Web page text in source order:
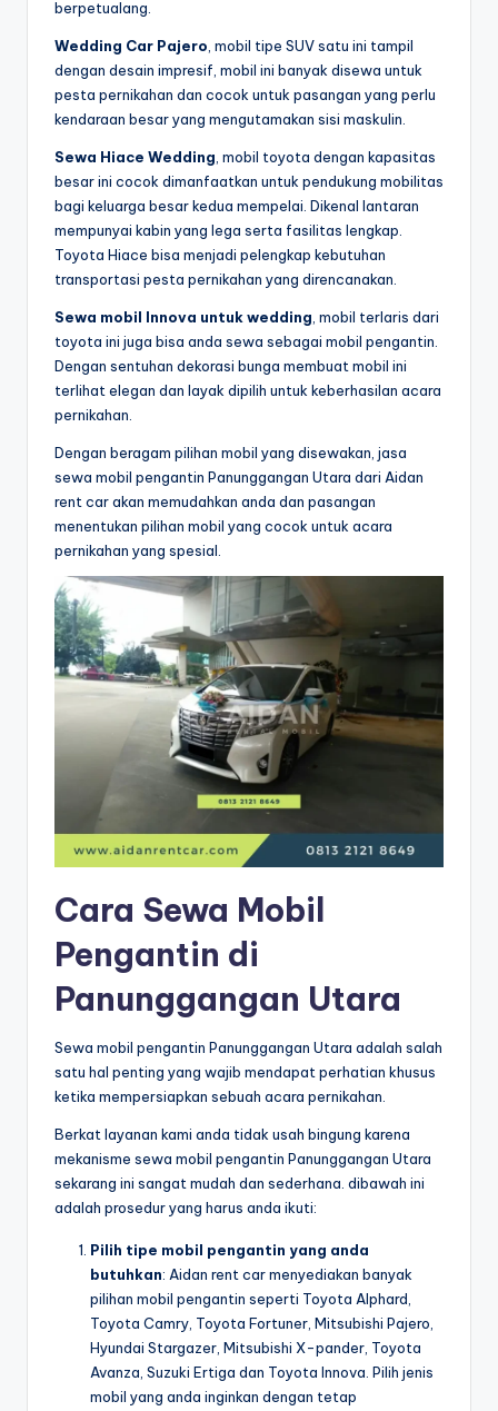
berpetualang.
Wedding Car Pajero , mobil tipe SUV satu ini tampil
dengan desain impresif, mobil ini banyak disewa untuk
pesta pernikahan dan cocok untuk pasangan yang perlu
kendaraan besar yang mengutamakan sisi maskulin.
Sewa Hiace Wedding , mobil toyota dengan kapasitas
besar ini cocok dimanfaatkan untuk pendukung mobilitas
bagi keluarga besar kedua mempelai. Dikenal lantaran
mempunyai kabin yang lega serta fasilitas lengkap.
Toyota Hiace bisa menjadi pelengkap kebutuhan
transportasi pesta pernikahan yang direncanakan.
Sewa mobil Innova untuk wedding , mobil terlaris dari
toyota ini juga bisa anda sewa sebagai mobil pengantin.
Dengan sentuhan dekorasi bunga membuat mobil ini
terlihat elegan dan layak dipilih untuk keberhasilan acara
pernikahan.
Dengan beragam pilihan mobil yang disewakan, jasa
sewa mobil pengantin Panunggangan Utara dari Aidan
rent car akan memudahkan anda dan pasangan
menentukan pilihan mobil yang cocok untuk acara
pernikahan yang spesial.
Cara Sewa Mobil
Pengantin di
Panunggangan Utara
Sewa mobil pengantin Panunggangan Utara adalah salah
satu hal penting yang wajib mendapat perhatian khusus
ketika mempersiapkan sebuah acara pernikahan.
Berkat layanan kami anda tidak usah bingung karena
mekanisme sewa mobil pengantin Panunggangan Utara
sekarang ini sangat mudah dan sederhana. dibawah ini
adalah prosedur yang harus anda ikuti:
Pilih tipe mobil pengantin yang anda
butuhkan: Aidan rent car menyediakan banyak
pilihan mobil pengantin seperti Toyota Alphard,
Toyota Camry, Toyota Fortuner, Mitsubishi Pajero,
Hyundai Stargazer, Mitsubishi X-pander, Toyota
Avanza, Suzuki Ertiga dan Toyota Innova. Pilih jenis
mobil yang anda inginkan dengan tetap